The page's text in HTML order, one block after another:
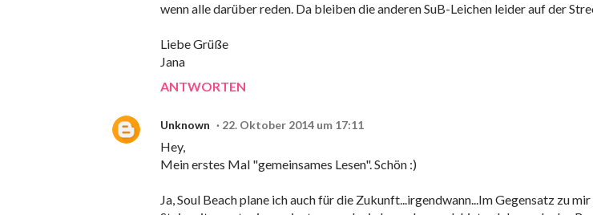
wenn alle darüber reden. Da bleiben die anderen SuB-Leichen leider auf der
Liebe Grüße
Jana
ANTWORTEN
Unknown 22. Oktober 2014 um 17:11
Hey,
Mein erstes Mal "gemeinsames Lesen". Schön :)
Ja, Soul Beach plane ich auch für die Zukunft...irgendwann...Im Gegensatz zu